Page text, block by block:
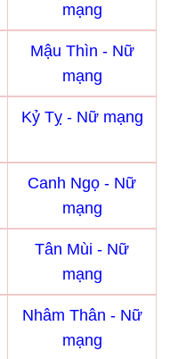
mạng
Mậu Thìn - Nữ
mạng
Kỷ Tỵ - Nữ mạng
Canh Ngọ - Nữ
mạng
Tân Mùi - Nữ
mạng
Nhâm Thân - Nữ
mạng